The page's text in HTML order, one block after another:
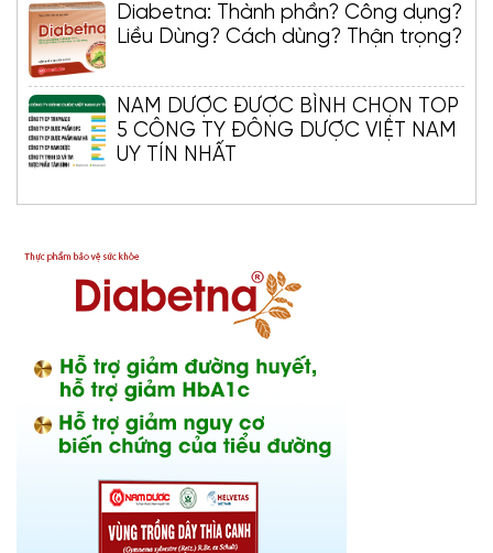
Diabetna: Thành phần? Công dụng?
Liều Dùng? Cách dùng? Thận trọng?
NAM DƯỢC ĐƯỢC BÌNH CHỌN TOP
5 CÔNG TY ĐÔNG DƯỢC VIỆT NAM
UY TÍN NHẤT